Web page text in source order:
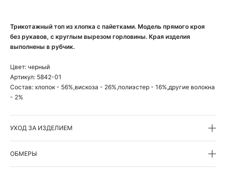
Трикотажный топ из хлопка с пайетками. Модель прямого кроя
без рукавов, с круглым вырезом горловины. Края изделия
выполнены в рубчик.
Цвет: черный
Артикул: 5842-01
Состав: хлопок - 56%,вискоза - 26%,полиэстер - 16%,другие волокна
- 2%
УХОД ЗА ИЗДЕЛИЕМ
ОБМЕРЫ